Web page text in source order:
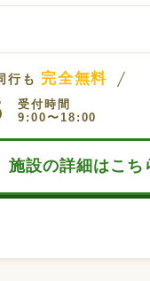
行も 完全無料
受付時間
9:00〜18:00
施設の詳細はこち